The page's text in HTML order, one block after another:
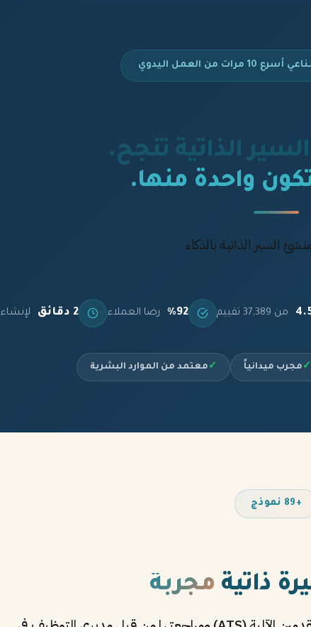
من العمل اليدوي
واحدة منها.
الوظيفة. في 2 دقائق مع منشئ السير الذاتية بالذكاء
من 37,389 تقييم %92 رضا العملاء 2 دقائق لإنشاء
✓ مجرب ميدانياً ✓ معتمد من الموارد البشرية
+89 نموذج
ذاتية مجربة